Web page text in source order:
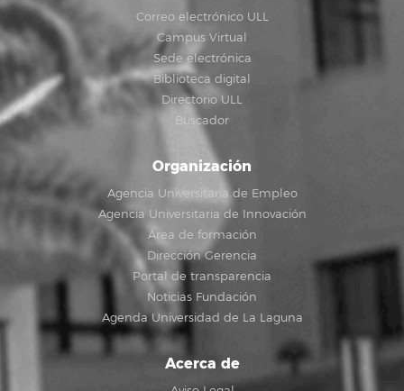
Correo electrónico ULL
Campus Virtual
Sede electrónica
Biblioteca digital
Directorio ULL
Buscador
Organización
Agencia Universitaria de Empleo
Agencia Universitaria de Innovación
Área de formación
Dirección Gerencia
Portal de transparencia
Noticias Fundación
Agenda Universidad de La Laguna
Acerca de